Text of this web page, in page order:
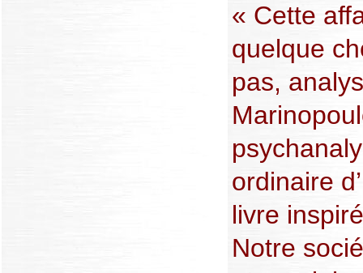
« Cette
quelque
pas,
ordinaire
livre
Notre